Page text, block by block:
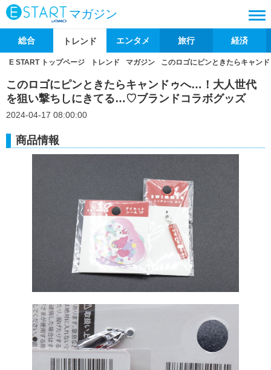
マガジン
総合 トレンド エンタメ 旅行 経済
E START トップページ トレンド マガジン このロゴにピンときたらキャン
このロゴにピンときたらキャンドゥへ…！大人世代
を狙い撃ちしにきてる…♡ブランドコラボグッズ
2024-04-17 08:00:00
商品情報